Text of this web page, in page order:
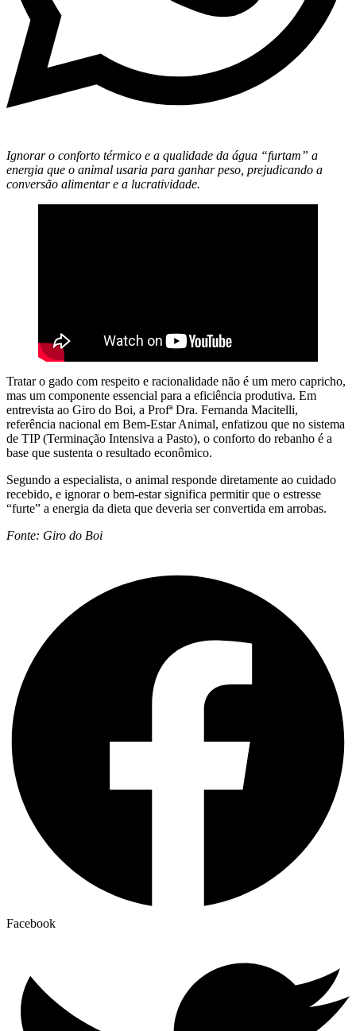
Ignorar o conforto térmico e a qualidade da água “furtam” a
energia que o animal usaria para ganhar peso, prejudicando a
conversão alimentar e a lucratividade.
Tratar o gado com respeito e racionalidade não é um mero capricho,
mas um componente essencial para a eficiência produtiva. Em
entrevista ao Giro do Boi, a Profª Dra. Fernanda Macitelli,
referência nacional em Bem-Estar Animal, enfatizou que no sistema
de TIP (Terminação Intensiva a Pasto), o conforto do rebanho é a
base que sustenta o resultado econômico.
Segundo a especialista, o animal responde diretamente ao cuidado
recebido, e ignorar o bem-estar significa permitir que o estresse
“furte” a energia da dieta que deveria ser convertida em arrobas.
Fonte: Giro do Boi
Facebook